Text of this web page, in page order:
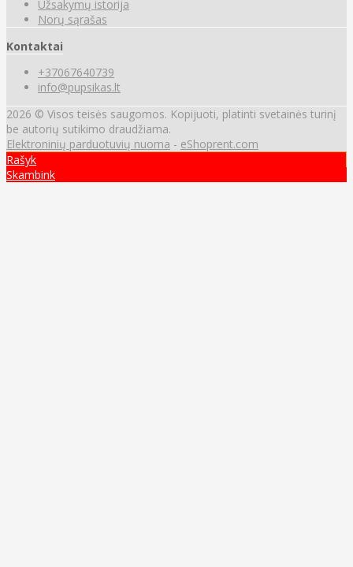
Užsakymų istorija
Norų sąrašas
Kontaktai
+37067640739
info@pupsikas.lt
2026 © Visos teisės saugomos. Kopijuoti, platinti svetainės turinį
be autorių sutikimo draudžiama.
Elektroninių parduotuvių nuoma - eShoprent.com
Rašyk
Skambink